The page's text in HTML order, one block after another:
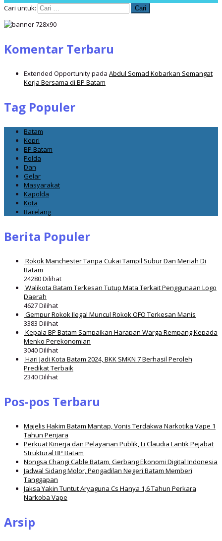
Cari untuk:
Komentar Terbaru
Extended Opportunitypada Abdul Somad Kobarkan Semangat
Kerja Bersama di BP Batam
Tag Populer
Batam
Kepri
BP Batam
Polda
Dan
Gelar
Masyarakat
Kapolda
Kota
Barelang
Berita Populer
Rokok Manchester Tanpa Cukai Tampil Subur Dan Meriah Di
Batam
24280 Dilihat
Walikota Batam Terkesan Tutup Mata Terkait Penggunaan Logo
Daerah
4627 Dilihat
Gempur Rokok Ilegal Muncul Rokok OFO Terkesan Manis
3383 Dilihat
Kepala BP Batam Sampaikan Harapan Warga Rempang Kepada
Menko Perekonomian
3040 Dilihat
Hari Jadi Kota Batam 2024, BKK SMKN 7 Berhasil Peroleh
Predikat Terbaik
2340 Dilihat
Pos-pos Terbaru
Majelis Hakim Batam Mantap, Vonis Terdakwa Narkotika Vape 1
Tahun Penjara
Perkuat Kinerja dan Pelayanan Publik, Li Claudia Lantik Pejabat
Struktural BP Batam
Nongsa Changi Cable Batam, Gerbang Ekonomi Digital Indonesia
Jadwal Sidang Molor, Pengadilan Negeri Batam Memberi
Tanggapan
Jaksa Yakin Tuntut Aryaguna Cs Hanya 1,6 Tahun Perkara
Narkoba Vape
Arsip